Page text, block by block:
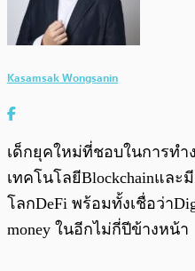
Kasamsak Wongsanin
เด็กยุคใหม่ที่ชอบในการทำ
เทคโนโลยีBlockchainแล
โลกDeFi พร้อมทั้งเชื่อว่า
money ในอีกไม่กี่ปีข้างหน้า